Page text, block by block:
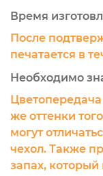
Время
После
печатается в
Необходимо
Цветопередача
же оттенки
могут
чехол. Также
запах, который